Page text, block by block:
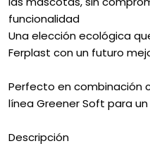
funcionalidad
Una elección ecológica
Ferplast con un futuro
Perfecto en combinación
línea Greener Soft para
Descripción